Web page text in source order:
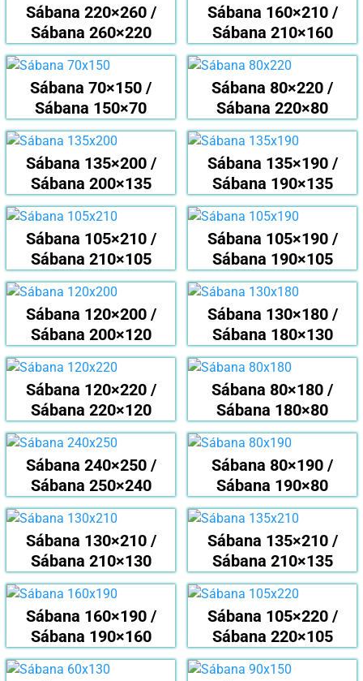
Sábana 220×260 /
Sábana 260×220
Sábana 160×210 /
Sábana 210×160
Sábana 70×150 /
Sábana 150×70
Sábana 80×220 /
Sábana 220×80
Sábana 135×200 /
Sábana 200×135
Sábana 135×190 /
Sábana 190×135
Sábana 105×210 /
Sábana 210×105
Sábana 105×190 /
Sábana 190×105
Sábana 120×200 /
Sábana 200×120
Sábana 130×180 /
Sábana 180×130
Sábana 120×220 /
Sábana 220×120
Sábana 80×180 /
Sábana 180×80
Sábana 240×250 /
Sábana 250×240
Sábana 80×190 /
Sábana 190×80
Sábana 130×210 /
Sábana 210×130
Sábana 135×210 /
Sábana 210×135
Sábana 160×190 /
Sábana 190×160
Sábana 105×220 /
Sábana 220×105